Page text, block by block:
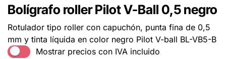
Bolígrafo roller Pilot V-Ball 0,5 negro
Rotulador tipo roller con capuchón, punta fina de 0,5
mm y tinta líquida en color negro Pilot V-ball BL-VB5-B
Mostrar precios con IVA incluido